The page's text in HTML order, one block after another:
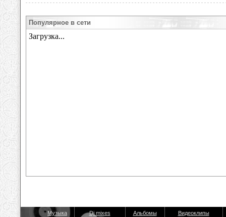
Популярное в сети
Музыка Dj mixes Альбомы
Видеоклипы